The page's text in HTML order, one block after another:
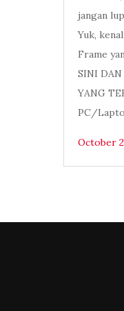
jangan
Yuk,
Frame
SINI
YANG
PC/
October